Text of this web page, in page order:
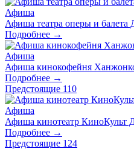
Афиша
Афиша театра оперы и балета
Подробнее →
Афиша
Афиша кинокофейня
Подробнее →
Предстоящие 110
Афиша
Афиша кинотеатр КиноКульт
Подробнее →
Предстоящие 124